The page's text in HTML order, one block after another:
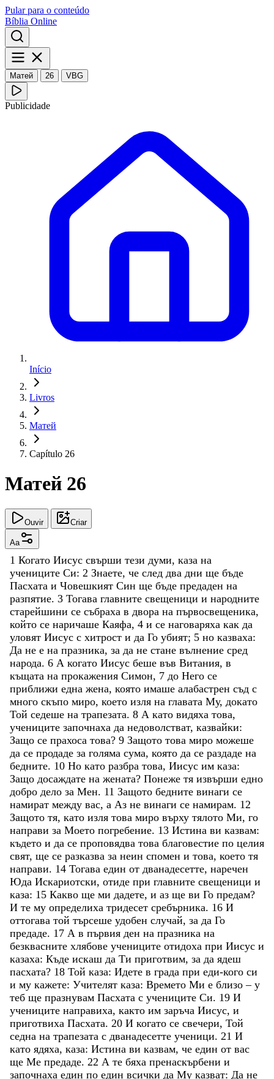
Pular para o conteúdo
Bíblia Online
Матей 26 VBG
Publicidade
Início
Livros
Матей
Capítulo 26
Матей 26
Ouvir Criar
Aa
1 Когато Иисус свърши тези думи, каза на
учениците Си: 2 Знаете, че след два дни ще бъде
Пасхата и Човешкият Син ще бъде предаден на
разпятие. 3 Тогава главните свещеници и народните
старейшини се събраха в двора на първосвещеника,
който се наричаше Каяфа, 4 и се наговаряха как да
уловят Иисус с хитрост и да Го убият; 5 но казваха:
Да не е на празника, за да не стане вълнение сред
народа. 6 А когато Иисус беше във Витания, в
къщата на прокажения Симон, 7 до Него се
приближи една жена, която имаше алабастрен съд с
много скъпо миро, което изля на главата Му, докато
Той седеше на трапезата. 8 А като видяха това,
учениците започнаха да недоволстват, казвайки:
Защо се прахоса това? 9 Защото това миро можеше
да се продаде за голяма сума, която да се раздаде на
бедните. 10 Но като разбра това, Иисус им каза:
Защо досаждате на жената? Понеже тя извърши едно
добро дело за Мен. 11 Защото бедните винаги се
намират между вас, а Аз не винаги се намирам. 12
Защото тя, като изля това миро върху тялото Ми, го
направи за Моето погребение. 13 Истина ви казвам:
където и да се проповядва това благовестие по целия
свят, ще се разказва за неин спомен и това, което тя
направи. 14 Тогава един от дванадесетте, наречен
Юда Искариотски, отиде при главните свещеници и
каза: 15 Какво ще ми дадете, и аз ще ви Го предам?
И те му определиха тридесет сребърника. 16 И
оттогава той търсеше удобен случай, за да Го
предаде. 17 А в първия ден на празника на
безквасните хлябове учениците отидоха при Иисус и
казаха: Къде искаш да Ти приготвим, за да ядеш
пасхата? 18 Той каза: Идете в града при еди-кого си
и му кажете: Учителят каза: Времето Ми е близо– у
теб ще празнувам Пасхата с учениците Си. 19 И
учениците направиха, както им заръча Иисус, и
приготвиха Пасхата. 20 И когато се свечери, Той
седна на трапезата с дванадесетте ученици. 21 И
като ядяха, каза: Истина ви казвам, че един от вас
ще Ме предаде. 22 А те бяха пренаскърбени и
започнаха един по един всички да Му казват: Да не